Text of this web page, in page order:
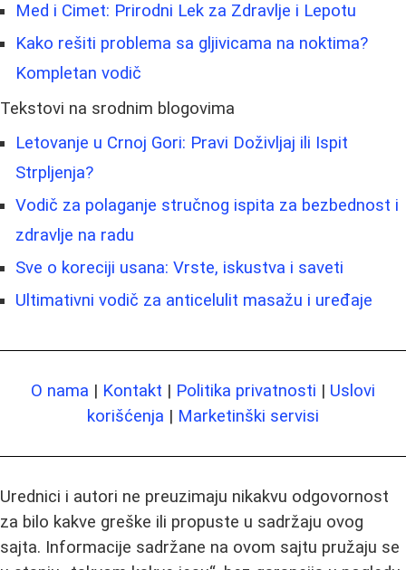
Med i Cimet: Prirodni Lek za Zdravlje i Lepotu
Kako rešiti problema sa gljivicama na noktima?
Kompletan vodič
Tekstovi na srodnim blogovima
Letovanje u Crnoj Gori: Pravi Doživljaj ili Ispit
Strpljenja?
Vodič za polaganje stručnog ispita za bezbednost i
zdravlje na radu
Sve o koreciji usana: Vrste, iskustva i saveti
Ultimativni vodič za anticelulit masažu i uređaje
O nama | Kontakt | Politika privatnosti | Uslovi
korišćenja | Marketinški servisi
Urednici i autori ne preuzimaju nikakvu odgovornost
za bilo kakve greške ili propuste u sadržaju ovog
sajta. Informacije sadržane na ovom sajtu pružaju se